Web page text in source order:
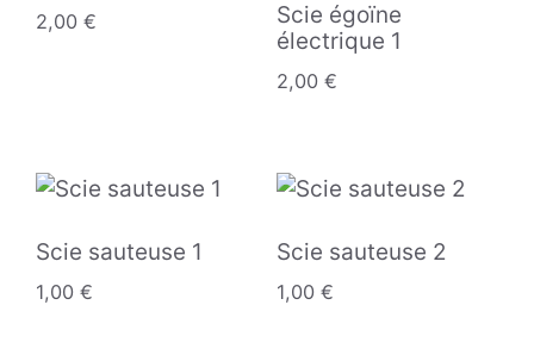
2,00 €
Scie égoïne
électrique 1
2,00 €
Scie sauteuse 1
1,00 €
Scie sauteuse 2
1,00 €